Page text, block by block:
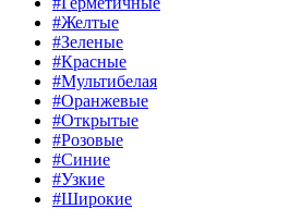
#Желтые
#Зеленые
#Красные
#Мультибелая
#Оранжевые
#Открытые
#Розовые
#Синие
#Узкие
#Широкие